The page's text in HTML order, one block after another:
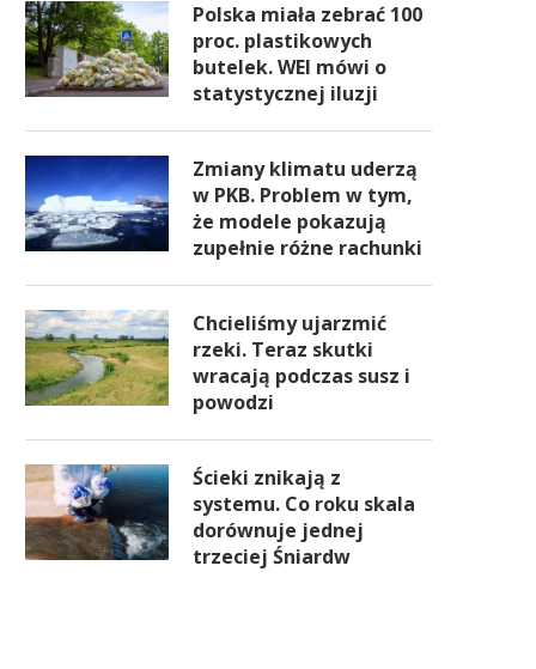
Polska miała zebrać 100
proc. plastikowych
butelek. WEI mówi o
statystycznej iluzji
Zmiany klimatu uderzą
w PKB. Problem w tym,
że modele pokazują
zupełnie różne rachunki
Chcieliśmy ujarzmić
rzeki. Teraz skutki
wracają podczas susz i
powodzi
Ścieki znikają z
systemu. Co roku skala
dorównuje jednej
trzeciej Śniardw